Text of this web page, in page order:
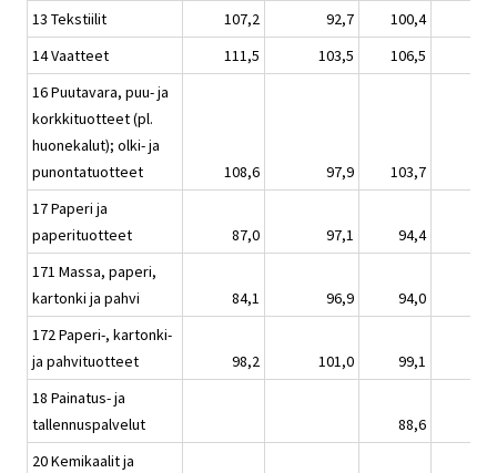
13 Tekstiilit
107,2 92,7
100,4
14 Vaatteet
111,5 103,5
106,5
16 Puutavara, puu- ja
korkkituotteet (pl.
huonekalut); olki- ja
punontatuotteet
108,6 97,9
103,7
17 Paperi ja
paperituotteet
87,0 97,1
94,4
171 Massa, paperi,
kartonki ja pahvi
84,1 96,9
94,0
172 Paperi-, kartonki-
ja pahvituotteet
98,2 101,0
99,1
18 Painatus- ja
tallennuspalvelut
88,6
20 Kemikaalit ja